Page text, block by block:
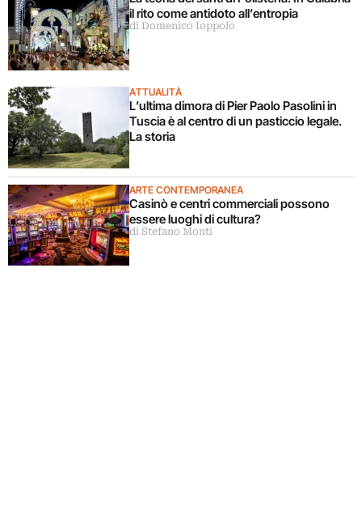
il rito come antidoto all’entropia
di Domenico Ioppolo
ATTUALITÀ
L’ultima dimora di Pier Paolo Pasolini in
Tuscia è al centro di un pasticcio legale.
La storia
ARTE CONTEMPORANEA
Casinò e centri commerciali possono
essere luoghi di cultura?
di Stefano Monti